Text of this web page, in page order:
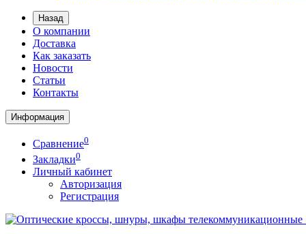
Назад
О компании
Доставка
Как заказать
Новости
Статьи
Контакты
Информация
Сравнение0
Закладки0
Личный кабинет
Авторизация
Регистрация